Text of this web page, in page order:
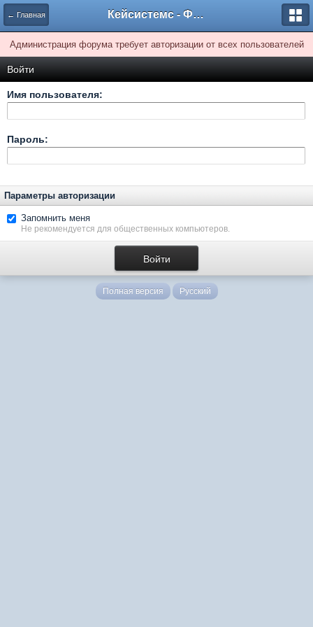
← Главная Кейсистемс - Форумы
Администрация форума требует авторизации от всех пользователей
Войти
Имя пользователя:
Пароль:
Параметры авторизации
Запомнить меня
Не рекомендуется для общественных компьютеров.
Полная версия Русский